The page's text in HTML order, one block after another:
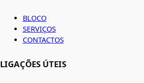
BLOCO
SERVIÇOS
CONTACTOS
LIGAÇÕES ÚTEIS